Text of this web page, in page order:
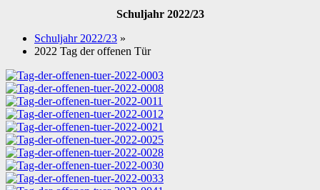
Schuljahr 2022/23
Schuljahr 2022/23 »
2022 Tag der offenen Tür